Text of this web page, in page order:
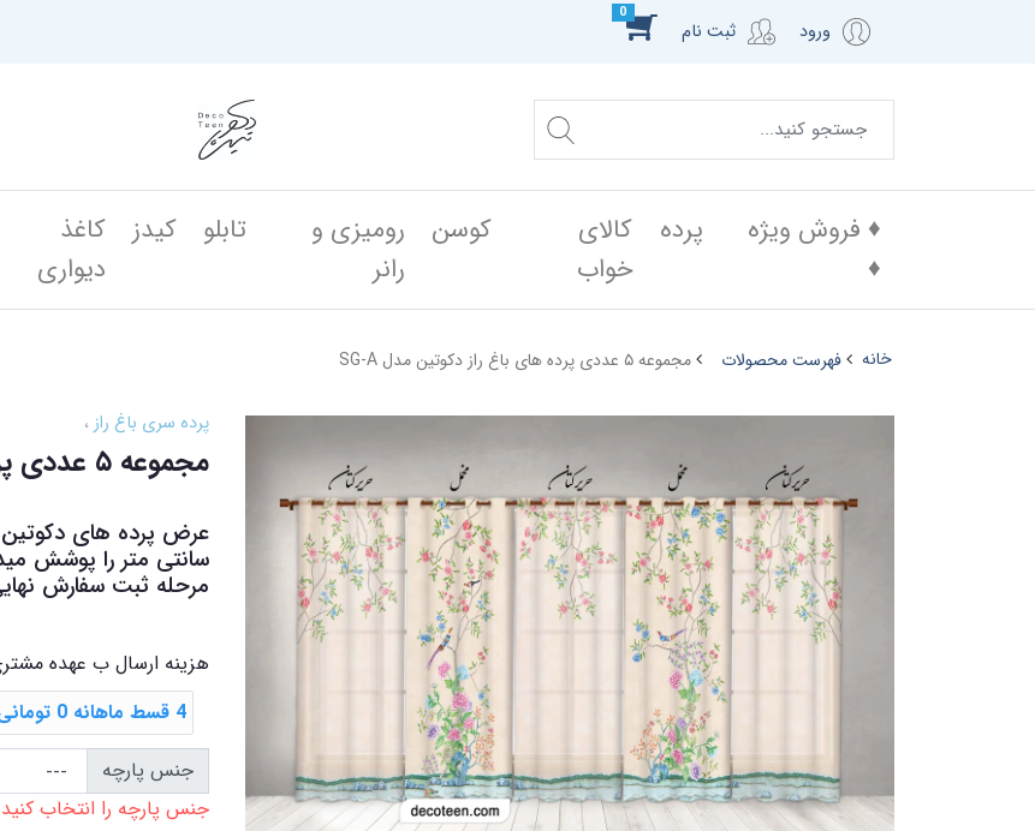
ورود ثبت نام
0
♦️ فروش ویژه
♦️
پرده
کالای
خواب
کوسن
رومیزی و
رانر
تابلو کیدز
کاغذ
دیواری
خانه فهرست محصولات مجموعه ۵ عددی پرده های باغ راز دکوتین مدل SG-A
پرده سری باغ راز
مجموعه ۵ عددی پرده های باغ راز دکوتین مدل SG-A
سانتی متر را پوشش
مرحله ثبت سفارش
هزینه ارسال ب عهده
4 قسط ماهانه 0 تومانی با اسنپ ‌پی
جنس پارچه
جنس پارچه را انتخاب